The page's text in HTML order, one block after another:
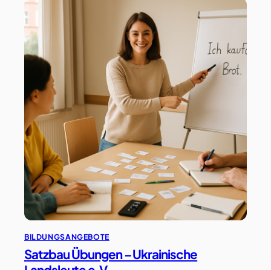
BILDUNGSANGEBOTE
Satzbau Übungen – Ukrainische